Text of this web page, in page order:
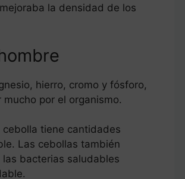
la densidad de los
hierro, cromo y fósforo,
por el organismo.
tiene cantidades
Las cebollas también
bacterias saludables